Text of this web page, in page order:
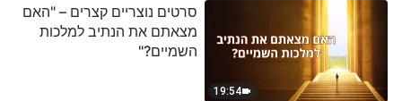
19:54
סרטים נוצריים קצרים – "האם
מצאתם את הנתיב למלכות
השמיים?"